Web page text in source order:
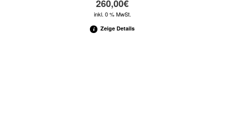
260,00€
inkl. 0 % MwSt.
Zeige Details